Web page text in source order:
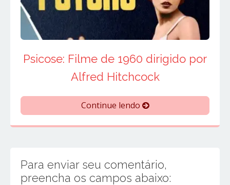
Psicose: Filme de 1960 dirigido por
Alfred Hitchcock
Continue lendo
Para enviar seu comentário,
preencha os campos abaixo: